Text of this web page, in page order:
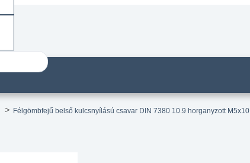
Félgömbfejű belső kulcsnyílású csavar DIN 7380 10.9 horganyzott M5x10